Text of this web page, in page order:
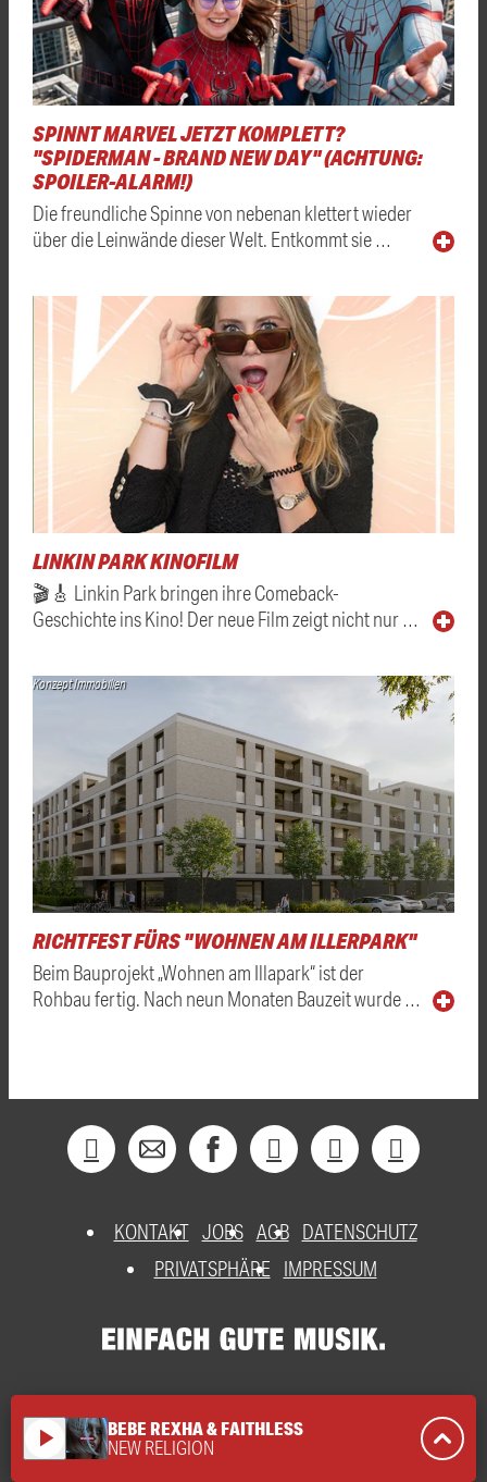
SPINNT MARVEL JETZT KOMPLETT?
"SPIDERMAN - BRAND NEW DAY" (ACHTUNG:
SPOILER-ALARM!)
Die freundliche Spinne von nebenan klettert wieder
über die Leinwände dieser Welt. Entkommt sie …
LINKIN PARK KINOFILM
🎬🎸 Linkin Park bringen ihre Comeback-
Geschichte ins Kino! Der neue Film zeigt nicht nur …
Konzept Immobilien
RICHTFEST FÜRS "WOHNEN AM ILLERPARK"
Beim Bauprojekt „Wohnen am Illapark“ ist der
Rohbau fertig. Nach neun Monaten Bauzeit wurde …
KONTAKT JOBS AGB DATENSCHUTZ
PRIVATSPHÄRE
IMPRESSUM
play_arrow BEBE REXHA & FAITHLESS
NEW RELIGION